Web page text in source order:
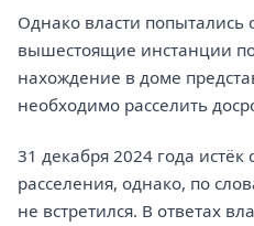
Однако власти
вышестоящие инстанции
нахождение в доме
необходимо расселить
31 декабря 2024 года
расселения, однако, по
не встретился. В ответах